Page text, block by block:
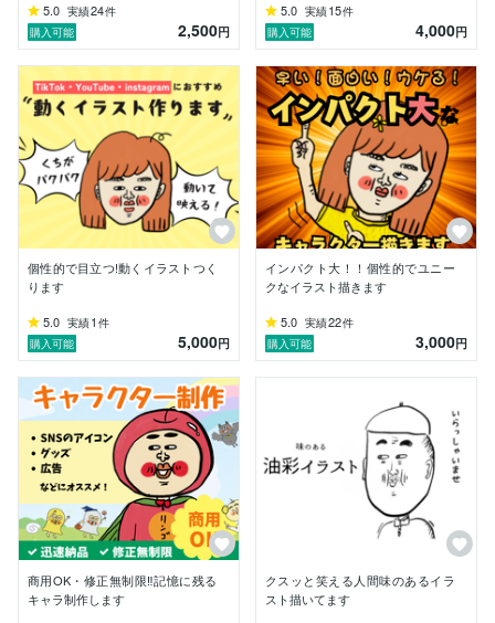
☑自分だけのキャラクターがほしい
☑親しみやすく個性的な世界観を作りたい
☑家族や活動紹介用のイラストがほしい
これまでご依頼いただいたお客様からは、
「愛着が湧く」「周りから好評でした」など嬉しいお声
をいただいております♪
現在は、複数のお土産店にてオリジナルキャラクターグ
ッズも販売中です！
「こんなキャラできる？」「まずは相談だけしたい」で
も歓迎です(*^^*)
5.0 実績24件
購入可能
2,500円
5.0 実績15件
購入可能
4,000円
個性的で目立つ!動くイラストつく
ります
5.0 実績1 件
購入可能
5,000円
インパクト大！！個性的でユニー
クなイラスト描きます
5.0 実績22件
購入可能
3,000円
商用OK・修正無制限‼︎記憶に残る
キャラ制作します
クスッと笑える人間味のあるイラ
スト描いてます